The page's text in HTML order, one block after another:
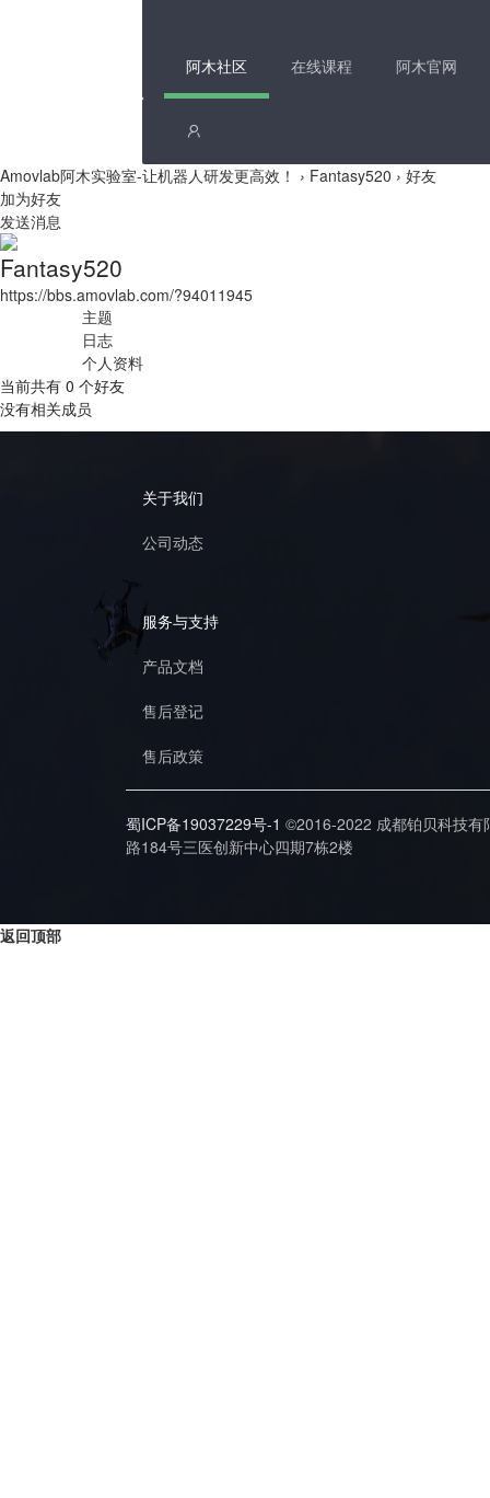
阿木社区 在线课程 阿木官网
Amovlab阿木实验室-让机器人研发更高效！ › Fantasy520 › 好友
加为好友
发送消息
Fantasy520
https://bbs.amovlab.com/?94011945
主题
日志
个人资料
当前共有 0 个好友
没有相关成员
关于我们
公司动态
服务与支持
产品文档
售后登记
售后政策
蜀ICP备19037229号-1 ©2016-2022 成都铂贝科技
路184号三医创新中心四期7栋2楼
返回顶部